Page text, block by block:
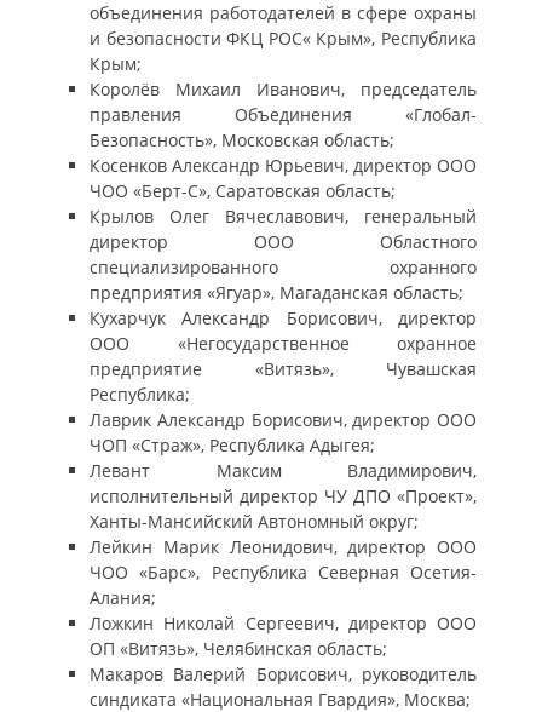
объединения работодателей в сфере охраны
и безопасности ФКЦ РОС« Крым», Республика
Крым;
Королёв Михаил Иванович, председатель
правления Объединения «Глобал-
Безопасность», Московская область;
Косенков Александр Юрьевич, директор ООО
ЧОО «Берт-С», Саратовская область;
Крылов Олег Вячеславович, генеральный
директор ООО Областного
специализированного охранного
предприятия «Ягуар», Магаданская область;
Кухарчук Александр Борисович, директор
ООО «Негосударственное охранное
предприятие «Витязь», Чувашская
Республика;
Лаврик Александр Борисович, директор ООО
ЧОП «Страж», Республика Адыгея;
Левант Максим Владимирович,
исполнительный директор ЧУ ДПО «Проект»,
Ханты-Мансийский Автономный округ;
Лейкин Марик Леонидович, директор ООО
ЧОО «Барс», Республика Северная Осетия-
Алания;
Ложкин Николай Сергеевич, директор ООО
ОП «Витязь», Челябинская область;
Макаров Валерий Борисович, руководитель
синдиката «Национальная Гвардия», Москва;